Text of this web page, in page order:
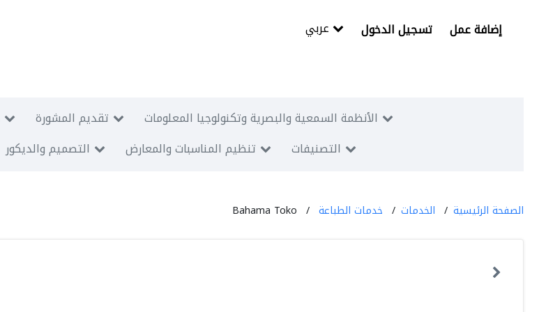
تسجيل الدخول إضافة عمل
تقديم المشورة
الأنظمة السمعية والبصرية وتكنولوجيا المعلومات
التصميم والديكور تنظيم المناسبات والمعارض التصنيفات
الصفحة الرئيسية الخدمات خدمات الطباعة Bahama Toko